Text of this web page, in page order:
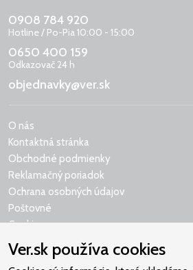
0908 784 920
Hotline / Po-Pia 10:00 - 15:00
0650 400 159
Odkazovač 24 h
objednavky@ver.sk
O nás
Kontaktná stránka
Obchodné podmienky
Reklamačný poriadok
Ochrana osobných údajov
Poštovné
Cookies
Ver.sk používa cookies